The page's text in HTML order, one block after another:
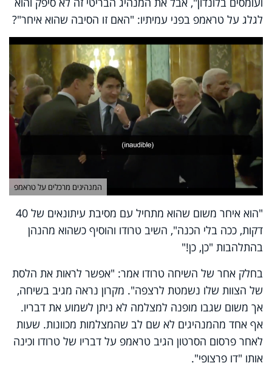
לגלג על טראמפ בפני עמיתיו: "האם זו הסיבה שהוא איחר"?
המנהיגים מרכלים על טראמפ
"הוא איחר משום שהוא מתחיל עם מסיבת עיתונאים של 40
דקות, ככה בלי הכנה", השיב טרודו והוסיף כשהוא מהנהן
בהתלהבות "כן, כן!"
בחלק אחר של השיחה טרודו אמר: "אפשר לראות את הלסת
של הצוות שלו נשמטת לרצפה". מקרון נראה מגיב בשיחה,
אך משום שגבו מופנה למצלמה לא ניתן לשמוע את דבריו.
אף אחד מהמנהיגים לא שם לב שהמצלמות מכוונות. שעות
לאחר פרסום הסרטון הגיב טראמפ על דבריו של טרודו וכינה
אותו "דו פרצופי".